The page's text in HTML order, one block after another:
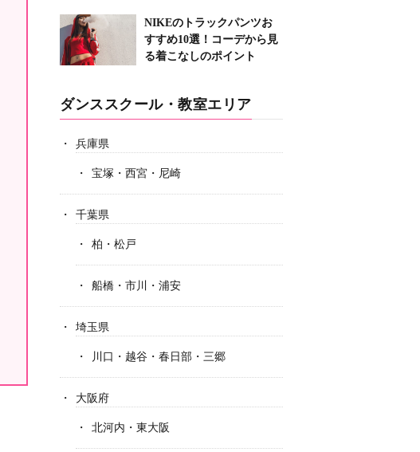
NIKEのトラックパンツお
すすめ10選！コーデから見
る着こなしのポイント
ダンススクール・教室エリア
兵庫県
宝塚・西宮・尼崎
千葉県
柏・松戸
船橋・市川・浦安
埼玉県
川口・越谷・春日部・三郷
大阪府
北河内・東大阪